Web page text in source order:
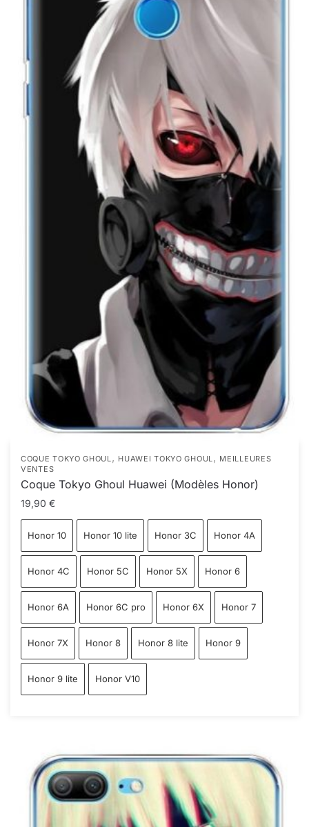
COQUE TOKYO GHOUL, HUAWEI TOKYO GHOUL, MEILLEURES
VENTES
Coque Tokyo Ghoul Huawei (Modèles Honor)
19,90 €
Honor 10 Honor 10 lite Honor 3C Honor 4A
Honor 4C Honor 5C Honor 5X Honor 6
Honor 6A Honor 6C pro Honor 6X Honor 7
Honor 7X Honor 8 Honor 8 lite Honor 9
Honor 9 lite Honor V10